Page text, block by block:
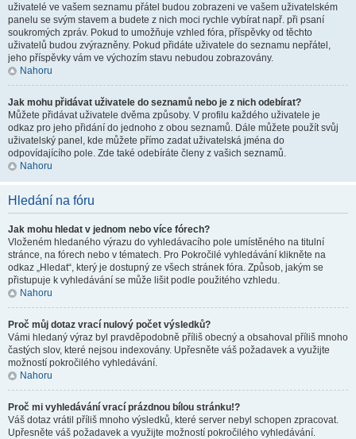
uživatelé ve vašem seznamu přátel budou zobrazeni ve vašem uživatelském
panelu se svým stavem a budete z nich moci rychle vybírat např. při psaní
soukromých zpráv. Pokud to umožňuje vzhled fóra, příspěvky od těchto
uživatelů budou zvýrazněny. Pokud přidáte uživatele do seznamu nepřátel,
jeho příspěvky vám ve výchozím stavu nebudou zobrazovány.
Nahoru
Jak mohu přidávat uživatele do seznamů nebo je z nich odebírat?
Můžete přidávat uživatele dvěma způsoby. V profilu každého uživatele je
odkaz pro jeho přidání do jednoho z obou seznamů. Dále můžete použít svůj
uživatelský panel, kde můžete přímo zadat uživatelská jména do
odpovídajícího pole. Zde také odebíráte členy z vašich seznamů.
Nahoru
Hledání na fóru
Jak mohu hledat v jednom nebo více fórech?
Vloženém hledaného výrazu do vyhledávacího pole umístěného na titulní
stránce, na fórech nebo v tématech. Pro Pokročilé vyhledávání klikněte na
odkaz „Hledat“, který je dostupný ze všech stránek fóra. Způsob, jakým se
přistupuje k vyhledávání se může lišit podle použitého vzhledu.
Nahoru
Proč můj dotaz vrací nulový počet výsledků?
Vámi hledaný výraz byl pravděpodobně příliš obecný a obsahoval příliš mnoho
častých slov, které nejsou indexovány. Upřesněte váš požadavek a využijte
možností pokročilého vyhledávání.
Nahoru
Proč mi vyhledávání vrací prázdnou bílou stránku!?
Váš dotaz vrátil příliš mnoho výsledků, které server nebyl schopen zpracovat.
Upřesněte váš požadavek a využijte možností pokročilého vyhledávání.